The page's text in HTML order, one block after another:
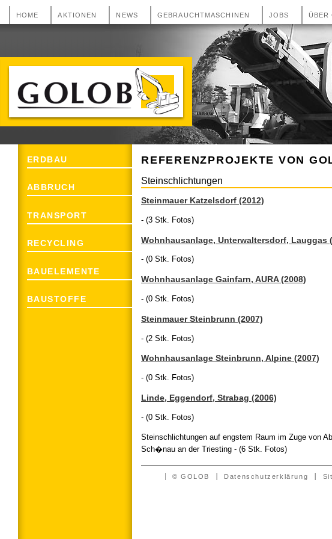
HOME AKTIONEN NEWS GEBRAUCHTMASCHINEN JOBS ÜBER
GOLOB Erdbau, Abbruch, Transport und
Recycling aus 2493 Lichtenwörth
ERDBAU
ABBRUCH
TRANSPORT
RECYCLING
BAUELEMENTE
BAUSTOFFE
REFERENZPROJEKTE VON
Steinschlichtungen
Steinmauer Katzelsdorf (2012)
- (3 Stk. Fotos)
Wohnhausanlage, Unterwaltersdorf, Lauggas
- (0 Stk. Fotos)
Wohnhausanlage Gainfarn, AURA (2008)
- (0 Stk. Fotos)
Steinmauer Steinbrunn (2007)
- (2 Stk. Fotos)
Wohnhausanlage Steinbrunn, Alpine (2007)
- (0 Stk. Fotos)
Linde, Eggendorf, Strabag (2006)
- (0 Stk. Fotos)
Steinschlichtungen auf engstem Raum im Zuge von
Sch�nau an der Triesting - (6 Stk. Fotos)
© GOLOB Datenschutzerklärung